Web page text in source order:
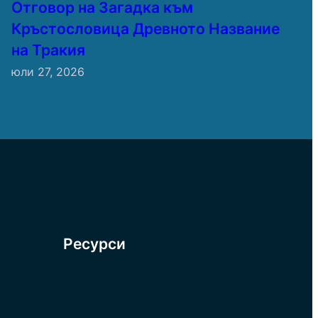
Отговор на Загадка към
Кръстословица Древното Название
на Тракия
юли 27, 2026
Ресурси